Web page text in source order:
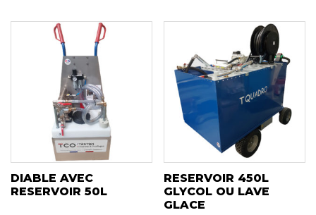
DIABLE AVEC
RESERVOIR 50L
RESERVOIR 450L
GLYCOL OU LAVE
GLACE